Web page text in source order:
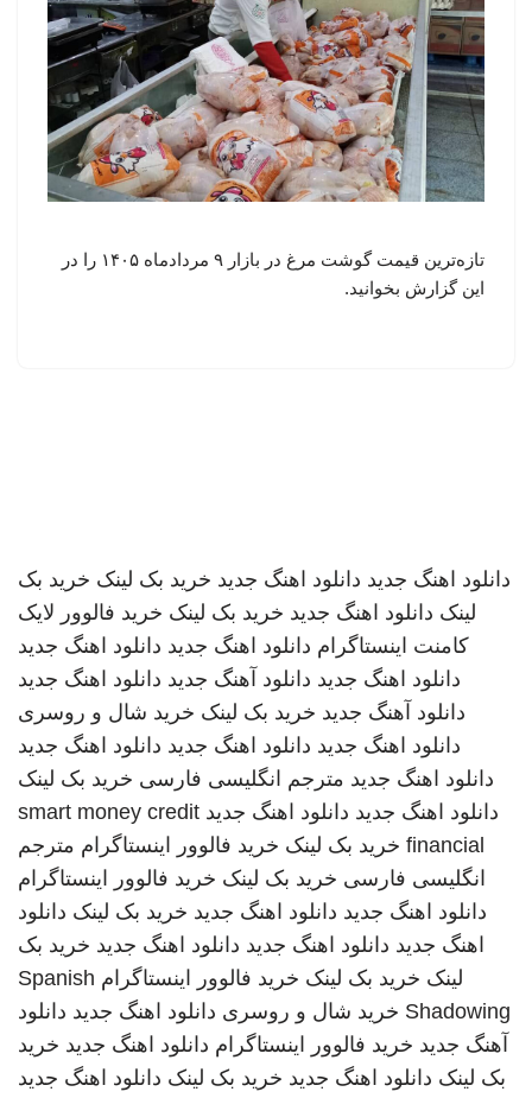
تازه‌ترین قیمت گوشت مرغ در بازار ۹ مردادماه ۱۴۰۵ را در
این گزارش بخوانید.
دانلود اهنگ جدید دانلود اهنگ جدید خرید بک لینک خرید بک
لینک دانلود اهنگ جدید خرید بک لینک خرید فالوور لایک
کامنت اینستاگرام دانلود اهنگ جدید دانلود اهنگ جدید
دانلود اهنگ جدید دانلود آهنگ جدید دانلود اهنگ جدید
دانلود آهنگ جدید خرید بک لینک خرید شال و روسری
دانلود اهنگ جدید دانلود اهنگ جدید دانلود اهنگ جدید
دانلود اهنگ جدید مترجم انگلیسی فارسی خرید بک لینک
دانلود اهنگ جدید دانلود اهنگ جدید smart money credit
financial خرید بک لینک خرید فالوور اینستاگرام مترجم
انگلیسی فارسی خرید بک لینک خرید فالوور اینستاگرام
دانلود اهنگ جدید دانلود اهنگ جدید خرید بک لینک دانلود
اهنگ جدید دانلود اهنگ جدید دانلود اهنگ جدید خرید بک
لینک خرید بک لینک خرید فالوور اینستاگرام Spanish
Shadowing خرید شال و روسری دانلود اهنگ جدید دانلود
آهنگ جدید خرید فالوور اینستاگرام دانلود اهنگ جدید خرید
بک لینک دانلود اهنگ جدید خرید بک لینک دانلود اهنگ جدید